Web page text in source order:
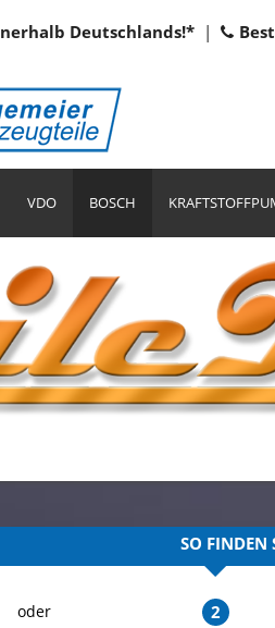
Deutschlands!* |
VDO BOSCH
SO FINDEN
2